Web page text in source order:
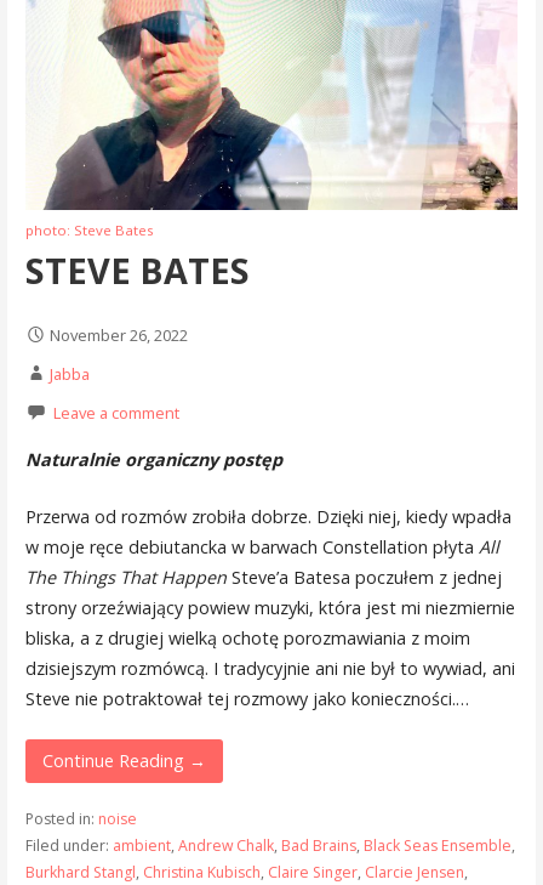
photo: Steve Bates
STEVE BATES
November 26, 2022
Jabba
Leave a comment
Naturalnie organiczny postęp
Przerwa od rozmów zrobiła dobrze. Dzięki niej, kiedy wpadła
w moje ręce debiutancka w barwach Constellation płyta All
The Things That Happen Steve’a Batesa poczułem z jednej
strony orzeźwiający powiew muzyki, która jest mi niezmiernie
bliska, a z drugiej wielką ochotę porozmawiania z moim
dzisiejszym rozmówcą. I tradycyjnie ani nie był to wywiad, ani
Steve nie potraktował tej rozmowy jako konieczności.…
Continue Reading →
Posted in: noise
Filed under: ambient, Andrew Chalk, Bad Brains, Black Seas Ensemble,
Burkhard Stangl, Christina Kubisch, Claire Singer, Clarcie Jensen,